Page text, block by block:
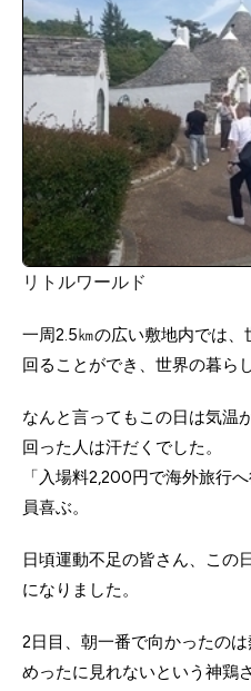
リトルワールド
一周2.5㎞の広い敷地内では
回ることができ、世界の暮ら
なんと言ってもこの日は気温
回った人は汗だくでした。
「入場料2,200円で海外旅行
員喜ぶ。
日頃運動不足の皆さん、この
になりました。
2日目、朝一番で向かったのは
めったに見れないという神鶏